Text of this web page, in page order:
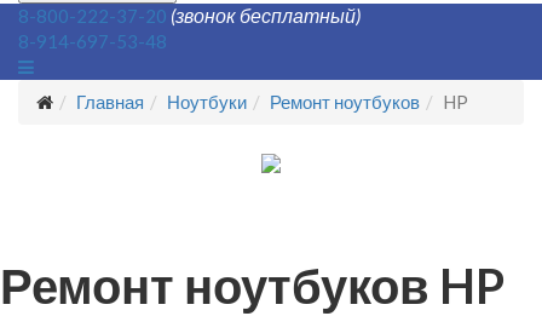
8-800-222-37-20 (звонок бесплатный)
8-914-697-53-48
Главная Ноутбуки Ремонт ноутбуков HP
Ремонт ноутбуков HP